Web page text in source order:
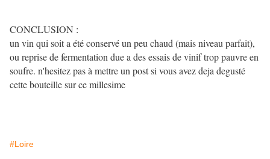
CONCLUSION :
un vin qui soit a été conservé un peu chaud (mais niveau parfait),
ou reprise de fermentation due a des essais de vinif trop pauvre en
soufre. n'hesitez pas à mettre un post si vous avez deja degusté
cette bouteille sur ce millesime
#Loire